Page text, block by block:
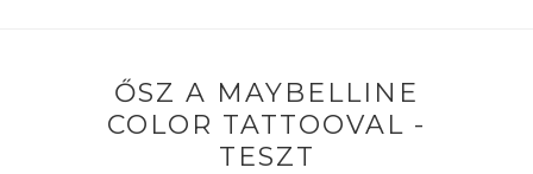
ŐSZ A MAYBELLINE
COLOR TATTOOVAL -
TESZT